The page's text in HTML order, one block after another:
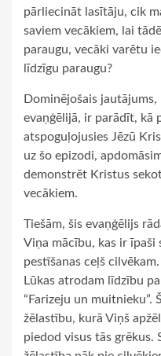
pārliecināt lasītāju, cik
saviem vecākiem, lai
paraugu, vecāki varētu
līdzīgu paraugu?
Dominējošais
evaņģēlijā, ir parādīt, kā
atspoguļojusies Jēzū
uz šo epizodi,
demonstrēt Kristus
vecākiem.
Tiešām, šis evaņģēlijs
Viņa mācību, kas ir īpaši
pestīšanas ceļš
Lūkas atrodam līdzību
“Farizeju un muitnieku”.
žēlastību, kurā Viņš
piedod visus tās grēkus.